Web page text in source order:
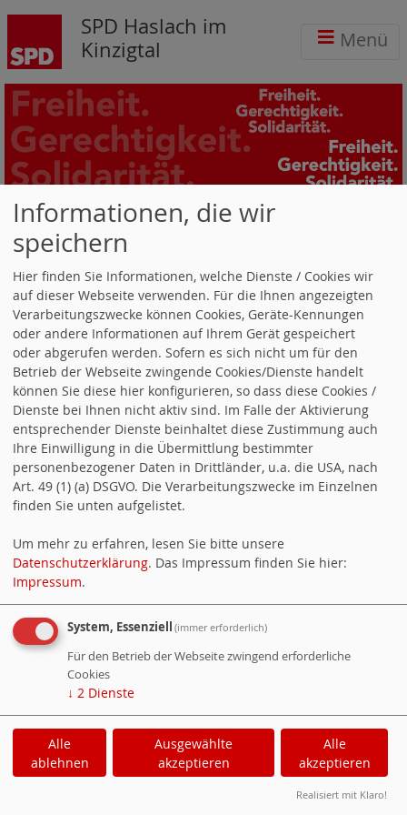
SPD Haslach im
Kinzigtal
Menü
Nachrichtenarchiv -SPD
Haslach im Kinzigtal
Stichwort:
Ortsverein (2 Artikel)
04.05.2019
Liebe Mitbürgerinnen und Mitbürger
Gemeinderatswahl 26. Mai 2019
Alle Artikel im Bereich anzeigen:Ortsverein.
WebsoziCMS
Cookie-Manager
Informationen, die wir
speichern
Hier finden Sie Informationen, welche Dienste / Cookies wir
auf dieser Webseite verwenden. Für die Ihnen angezeigten
Verarbeitungszwecke können Cookies, Geräte-Kennungen
oder andere Informationen auf Ihrem Gerät gespeichert
oder abgerufen werden. Sofern es sich nicht um für den
Betrieb der Webseite zwingende Cookies/Dienste handelt
können Sie diese hier konfigurieren, so dass diese Cookies /
Dienste bei Ihnen nicht aktiv sind. Im Falle der Aktivierung
entsprechender Dienste beinhaltet diese Zustimmung auch
Ihre Einwilligung in die Übermittlung bestimmter
personenbezogener Daten in Drittländer, u.a. die USA, nach
Art. 49 (1) (a) DSGVO. Die Verarbeitungszwecke im Einzelnen
finden Sie unten aufgelistet.
Um mehr zu erfahren, lesen Sie bitte unsere
Datenschutzerklärung. Das Impressum finden Sie hier:
Impressum.
System, Essenziell (immer erforderlich)
Für den Betrieb der Webseite zwingend erforderliche
Cookies
↓ 2 Dienste
Alle
ablehnen
Ausgewählte
akzeptieren
Alle
akzeptieren
Realisiert mit Klaro!